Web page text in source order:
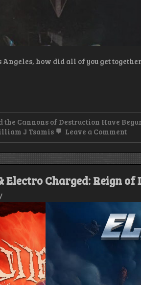
how did all of you get
the Cannons of Destruction Have
J Tsamis Leave a Commenton
and
at
it
to
Charged: Reign of
/